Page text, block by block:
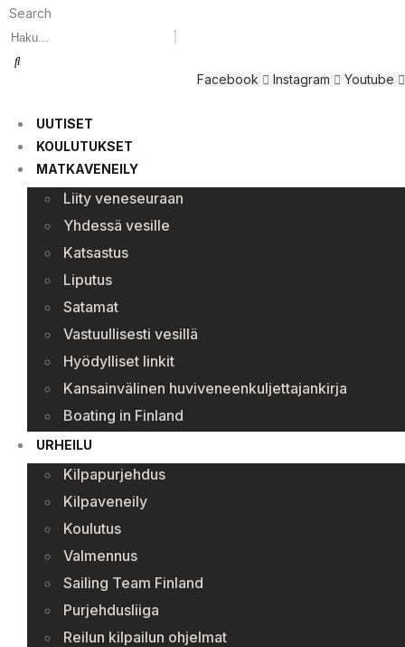
Search
Facebook Instagram Youtube
UUTISET
KOULUTUKSET
MATKAVENEILY
Liity veneseuraan
Yhdessä vesille
Katsastus
Liputus
Satamat
Vastuullisesti vesillä
Hyödylliset linkit
Kansainvälinen huviveneenkuljettajankirja
Boating in Finland
URHEILU
Kilpapurjehdus
Kilpaveneily
Koulutus
Valmennus
Sailing Team Finland
Purjehdusliiga
Reilun kilpailun ohjelmat